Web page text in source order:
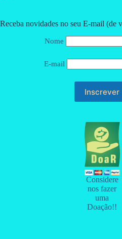
Receba novidades no seu E-mail (de
Nome
E-mail
Considere
nos fazer
uma
Doação!!